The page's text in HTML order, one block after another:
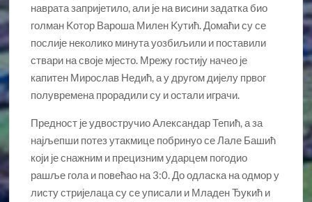
наврата запријетило, али је на висини задатка био
голман Kотор Вароша Милен Kутић. Домаћи су се
послије неколико минута уозбиљили и поставили
ствари на своје мјесто. Мрежу гостију начео је
капитен Мирослав Недић, а у другом дијелу првог
полувремена прорадили су и остали играчи.
Предност је удвостручио Александар Тепић, а за
најљепши потез утакмице побринуо се Лале Башић
који је снажним и прецизним ударцем погодио
рашље гола и повећао на 3:0. До одласка на одмор у
листу стријелаца су се уписали и Младен Ђукић и